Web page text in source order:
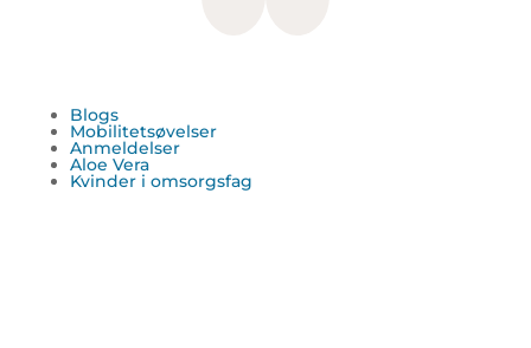
Blogs
Mobilitetsøvelser
Anmeldelser
Aloe Vera
Kvinder i omsorgsfag